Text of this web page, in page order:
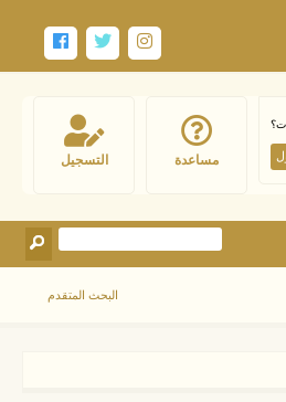
التسجيل مساعدة
البحث المتقدم